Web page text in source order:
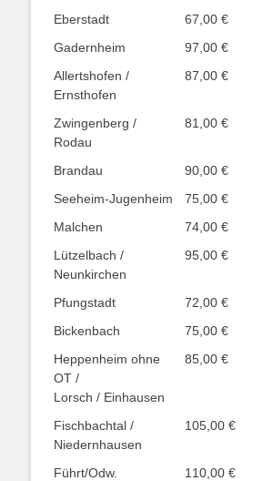
Eberstadt
67,00 €
Gadernheim
97,00 €
Allertshofen /
Ernsthofen
87,00 €
Zwingenberg /
Rodau
81,00 €
Brandau 90,00 €
Seeheim-Jugenheim
75,00 €
Malchen
74,00 €
Lützelbach /
Neunkirchen
95,00 €
Pfungstadt 72,00 €
Bickenbach
75,00 €
Heppenheim ohne
OT /
Lorsch / Einhausen
85,00 €
Fischbachtal /
Niedernhausen
105,00 €
Führt/Odw. 110,00 €